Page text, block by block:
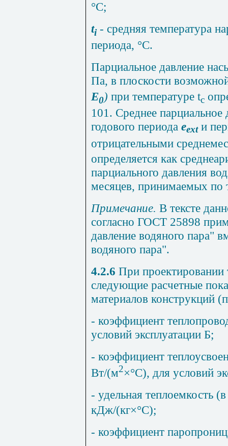
°С;
ti - средняя температура
периода, °С.
Парциальное давление
Па, в плоскости
Е0) при температуре tc
101. Среднее парциальное
годового периода еextи
отрицательными
определяется как
парциального давления
месяцев, принимаемых по
Примечание. В тексте
согласно ГОСТ 25898
давление водяного пара"
водяного пара".
4.2.6 При проектировании
следующие расчетные
материалов
- коэффициент
условий эксплуатации Б;
- коэффициент
Вт/(м2×°С), для условий
- удельная теплоемкость
кДж/(кг×°С);
- коэффициент